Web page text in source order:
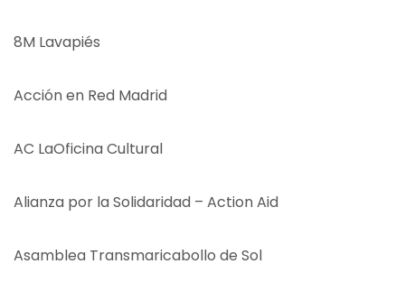
8M Lavapiés
Acción en Red Madrid
AC LaOficina Cultural
Alianza por la Solidaridad – Action Aid
Asamblea Transmaricabollo de Sol